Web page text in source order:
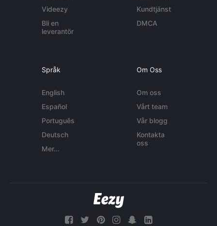
Videezy
Bli en
leverantör
Kundtjänst
DMCA
Språk
English
Español
Português
Deutsch
Mer...
Om Oss
Om oss
Vårt team
Vår blogg
Kontakta
oss